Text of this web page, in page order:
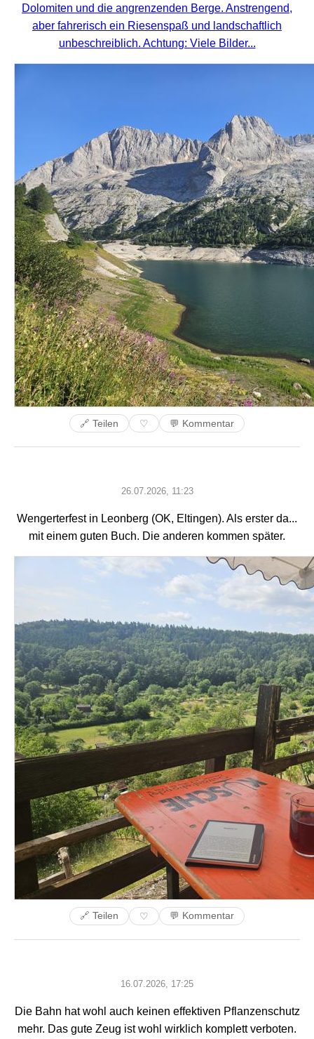
Dolomiten und die angrenzenden Berge. Anstrengend,
aber fahrerisch ein Riesenspaß und landschaftlich
unbeschreiblich. Achtung: Viele Bilder...
🔗 Teilen ♡ 💬 Kommentar
26.07.2026, 11:23
Wengerterfest in Leonberg (OK, Eltingen). Als erster da...
mit einem guten Buch. Die anderen kommen später.
🔗 Teilen ♡ 💬 Kommentar
16.07.2026, 17:25
Die Bahn hat wohl auch keinen effektiven Pflanzenschutz
mehr. Das gute Zeug ist wohl wirklich komplett verboten.